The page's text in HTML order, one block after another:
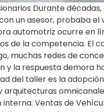
Durante
un asesor, probaba el
automotriz ocurre en
de la competencia. El
muchas redes de
la respuesta demora
del taller es la
Ventas de